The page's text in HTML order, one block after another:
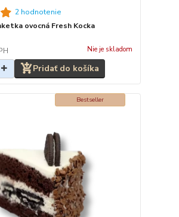
2 hodnotenie
ovocná Fresh Kocka
Nie je skladom
Pridať do košíka
Bestseller